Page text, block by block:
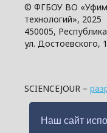
Наш сайт
© ФГБОУ ВО
технологий», 2025
450005,
ул. Достоевского,
SCIENCEJOUR –